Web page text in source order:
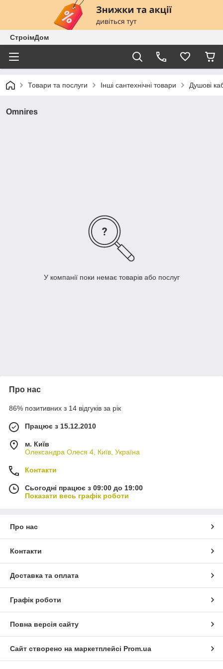
СтроімДом
Товари та послуги Інші сантехнічні товари Душові
Omnires
У компанії поки немає товарів або послуг
Про нас
86% позитивних з 14 відгуків за рік
Працює з 15.12.2010
м. Київ
Олександра Олеся 4, Київ, Україна
Контакти
Сьогодні працює з 09:00 до 19:00
Показати весь графік роботи
Про нас
Контакти
Доставка та оплата
Графік роботи
Повна версія сайту
Сайт створено на маркетплейсі Prom.ua